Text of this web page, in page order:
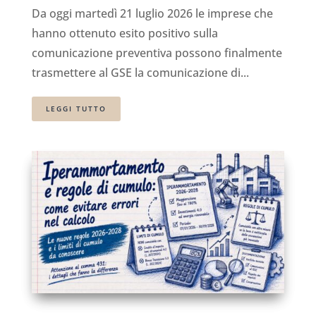
Da oggi martedì 21 luglio 2026 le imprese che
hanno ottenuto esito positivo sulla
comunicazione preventiva possono finalmente
trasmettere al GSE la comunicazione di...
LEGGI TUTTO